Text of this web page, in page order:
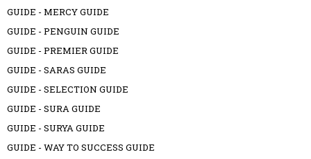
GUIDE - MERCY GUIDE
GUIDE - PENGUIN GUIDE
GUIDE - PREMIER GUIDE
GUIDE - SARAS GUIDE
GUIDE - SELECTION GUIDE
GUIDE - SURA GUIDE
GUIDE - SURYA GUIDE
GUIDE - WAY TO SUCCESS GUIDE